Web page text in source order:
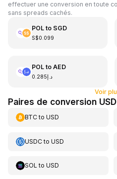
effectuer une conversion en toute
sans spreads cachés.
POLto SGD
S$0.099
POLto AED
د.إ0.285
Voir
Paires de conversion
BTCto USD
USDCto USD
SOL to USD